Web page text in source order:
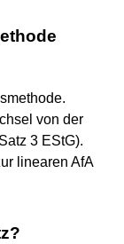
von der
3 EStG).
linearen AfA